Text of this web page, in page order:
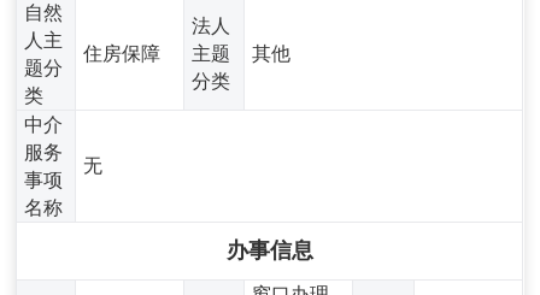
自然
人主
题分
类
住房保障
法人
主题
分类
其他
中介
服务
事项
名称
无
办事信息